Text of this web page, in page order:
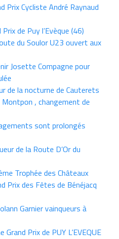
Prix Cycliste André Raynaud
de Puy l’Evèque (46)
du Soulor U23 ouvert aux
Josette Compagne pour
de la nocturne de Cauterets
, changement de
sont prolongés
de la Route D’Or du
Trophée des Châteaux
Prix des Fêtes de Bénéjacq
Garnier vainqueurs à
Prix de PUY L’EVEQUE